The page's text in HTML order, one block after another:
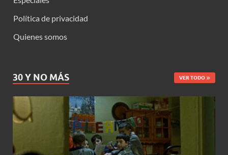
Política de privacidad
Quienes somos
30 Y NO MÁS VER TODO